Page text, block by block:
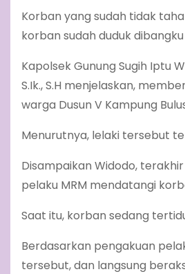
Korban yang sudah tidak
korban sudah duduk dibangku
Kapolsek Gunung Sugih Iptu
S.Ik., S.H menjelaskan,
warga Dusun V Kampung
Menurutnya, lelaki tersebut
Disampaikan Widodo,
pelaku MRM mendatangi
Saat itu, korban sedang
Berdasarkan pengakuan
tersebut, dan langsung